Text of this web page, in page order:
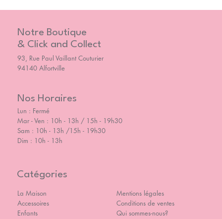
Notre Boutique
& Click and Collect
93, Rue Paul Vaillant Couturier
94140 Alfortville
Nos Horaires
Lun : Fermé
Mar - Ven : 10h - 13h / 15h - 19h30
Sam : 10h - 13h /15h - 19h30
Dim : 10h - 13h
Catégories
La Maison
Accessoires
Enfants
Mentions légales
Conditions de ventes
Qui sommes-nous?